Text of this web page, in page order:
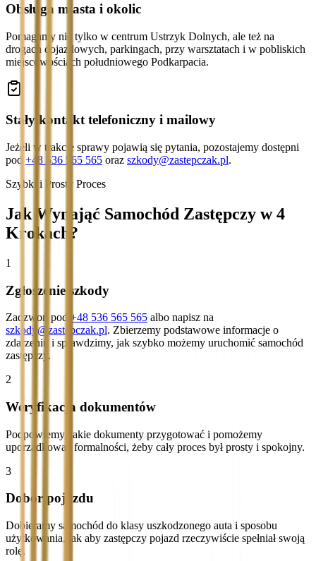
Obsługa miasta i okolic
Pomagamy nie tylko w centrum Ustrzyk Dolnych, ale też na
drogach dojazdowych, parkingach, przy warsztatach i w pobliskich
miejscowościach południowego Podkarpacia.
Stały kontakt telefoniczny i mailowy
Jeżeli w trakcie sprawy pojawią się pytania, pozostajemy dostępni
pod +48 536 565 565 oraz szkody@zastepczak.pl.
Szybki i Prosty Proces
Jak Wynająć Samochód Zastępczy w 4
Krokach?
1
Zgłoszenie szkody
Zadzwoń pod +48 536 565 565 albo napisz na
szkody@zastepczak.pl. Zbierzemy podstawowe informacje o
zdarzeniu i sprawdzimy, jak szybko możemy uruchomić samochód
zastępczy.
2
Weryfikacja dokumentów
Podpowiemy, jakie dokumenty przygotować i pomożemy
uporządkować formalności, żeby cały proces był prosty i spokojny.
3
Dobór pojazdu
Dobieramy samochód do klasy uszkodzonego auta i sposobu
użytkowania, tak aby zastępczy pojazd rzeczywiście spełniał swoją
rolę.